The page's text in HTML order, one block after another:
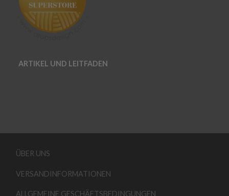
ARTIKEL UND LEITFADEN
ÜBER UNS
VERSANDINFORMATIONEN
ALLGEMEINE GESCHÄFTSBEDINGUNGEN